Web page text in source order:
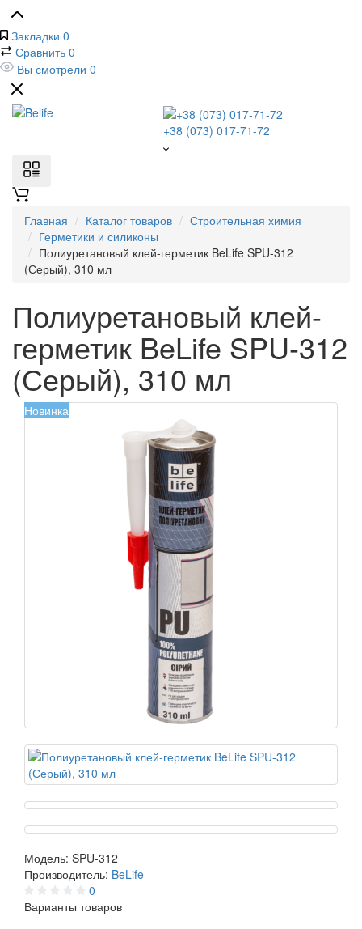
Закладки 0
Сравнить 0
Вы смотрели 0
+38 (073) 017-71-72
Главная Каталог товаров
Строительная химия
Герметики и силиконы
Полиуретановый клей-герметик BeLife SPU-312
(Серый), 310 мл
Полиуретановый клей-
герметик BeLife SPU-312
(Серый), 310 мл
Новинка
Модель: SPU-312
Производитель: BeLife
0
Варианты товаров